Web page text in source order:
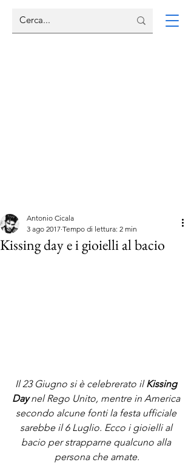
Kissing day e i gioielli al bacio
Antonio Cicala
3 ago 2017 Tempo di lettura: 2 min
Il 23 Giugno si è celebrerato il Kissing
Day nel Rego Unito, mentre in America
secondo alcune fonti la festa ufficiale
sarebbe il 6 Luglio. Ecco i gioielli al
bacio per strapparne qualcuno alla
persona che amate.